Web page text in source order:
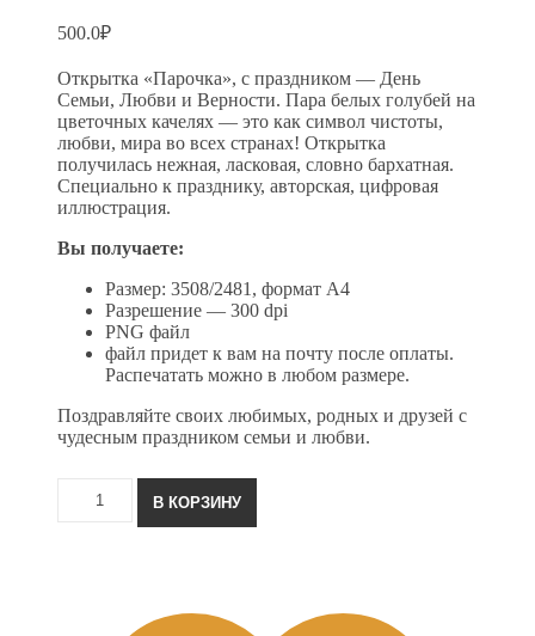
500.0₽
Открытка «Парочка», с праздником — День
Семьи, Любви и Верности. Пара белых голубей на
цветочных качелях — это как символ чистоты,
любви, мира во всех странах! Открытка
получилась нежная, ласковая, словно бархатная.
Специально к празднику, авторская, цифровая
иллюстрация.
Вы получаете:
Размер: 3508/2481, формат А4
Разрешение — 300 dpi
PNG файл
файл придет к вам на почту после оплаты.
Распечатать можно в любом размере.
Поздравляйте своих любимых, родных и друзей с
чудесным праздником семьи и любви.
товара
В КОРЗИНУ